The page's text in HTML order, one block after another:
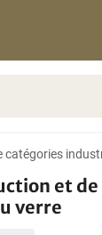
catégories
et de
verre